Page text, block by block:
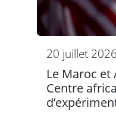
20 juillet 2026
Le Maroc et
Centre